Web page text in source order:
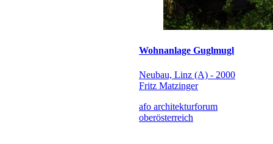
Wohnanlage Guglmugl
Neubau, Linz (A) - 2000
Fritz Matzinger
afo architekturforum
oberösterreich